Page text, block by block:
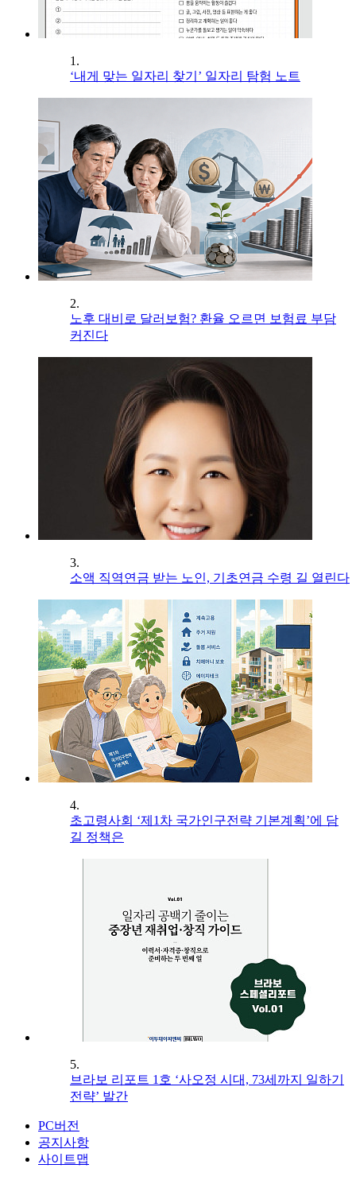
1.
‘내게 맞는 일자리 찾기’ 일자리 탐험 노트
2.
노후 대비로 달러보험? 환율 오르면 보험료 부담
커진다
3.
소액 직역연금 받는 노인, 기초연금 수령 길 열린다
4.
초고령사회 ‘제1차 국가인구전략 기본계획’에 담
길 정책은
5.
브라보 리포트 1호 ‘사오정 시대, 73세까지 일하기
전략’ 발간
PC버전
공지사항
사이트맵